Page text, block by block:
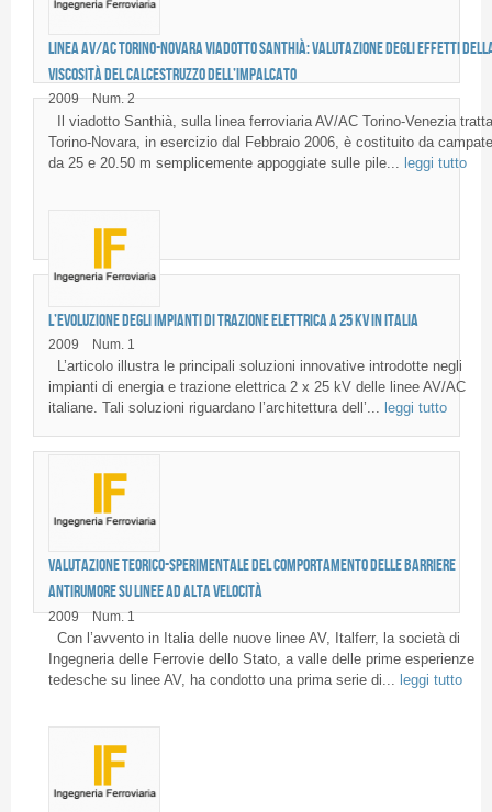
Linea AV/AC Torino-Novara Viadotto Santhià: valutazione degli effetti
viscosità del calcestruzzo dell’impalcato
2009 Num. 2
Il viadotto Santhià, sulla linea ferroviaria AV/AC Torino-Venezia tratta
Torino-Novara, in esercizio dal Febbraio 2006, è costituito da campate
da 25 e 20.50 m semplicemente appoggiate sulle pile... leggi tutto
L’evoluzione degli impianti di trazione elettrica a 25 kV in Italia
2009 Num. 1
L’articolo illustra le principali soluzioni innovative introdotte negli
impianti di energia e trazione elettrica 2 x 25 kV delle linee AV/AC
italiane. Tali soluzioni riguardano l’architettura dell’... leggi tutto
Valutazione teorico-sperimentale del comportamento delle barriere
antirumore su linee ad alta velocità
2009 Num. 1
Con l’avvento in Italia delle nuove linee AV, Italferr, la società di
Ingegneria delle Ferrovie dello Stato, a valle delle prime esperienze
tedesche su linee AV, ha condotto una prima serie di... leggi tutto
Pagine